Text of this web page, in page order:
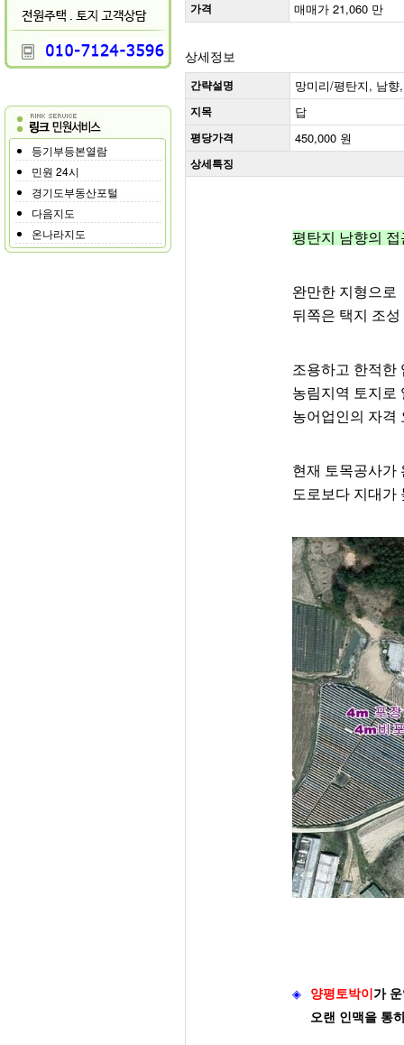
등기부등본열람
민원 24시
경기도부동산포털
다음지도
온나라지도
가격 매매가 21,060 만
상세정보
간략설명 망미리/평탄지, 남
지목 답
평당가격 450,000 원
상세특징
평탄지 남향의
완만한 지형으로
뒤쪽은 택지 조
조용하고 한적한
농림지역 토지로
농어업인의 자격
현재 토목공사가
도로보다 지대가
◈ 양평토박이 가
오랜 인맥을 통